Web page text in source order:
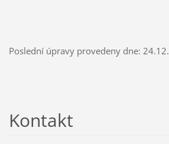
Poslední úpravy provedeny dne:
Kontakt